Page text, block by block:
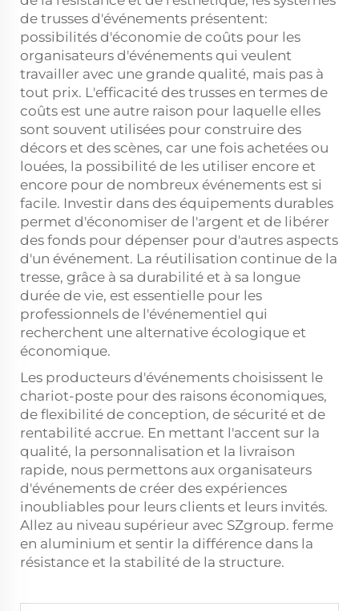
de trusses d'événements présentent:
possibilités d'économie de coûts pour les
organisateurs d'événements qui veulent
travailler avec une grande qualité, mais pas à
tout prix. L'efficacité des trusses en termes de
coûts est une autre raison pour laquelle elles
sont souvent utilisées pour construire des
décors et des scènes, car une fois achetées ou
louées, la possibilité de les utiliser encore et
encore pour de nombreux événements est si
facile. Investir dans des équipements durables
permet d'économiser de l'argent et de libérer
des fonds pour dépenser pour d'autres aspects
d'un événement. La réutilisation continue de la
tresse, grâce à sa durabilité et à sa longue
durée de vie, est essentielle pour les
professionnels de l'événementiel qui
recherchent une alternative écologique et
économique.
Les producteurs d'événements choisissent le
chariot-poste pour des raisons économiques,
de flexibilité de conception, de sécurité et de
rentabilité accrue. En mettant l'accent sur la
qualité, la personnalisation et la livraison
rapide, nous permettons aux organisateurs
d'événements de créer des expériences
inoubliables pour leurs clients et leurs invités.
Allez au niveau supérieur avec SZgroup. ferme
en aluminium et sentir la différence dans la
résistance et la stabilité de la structure.